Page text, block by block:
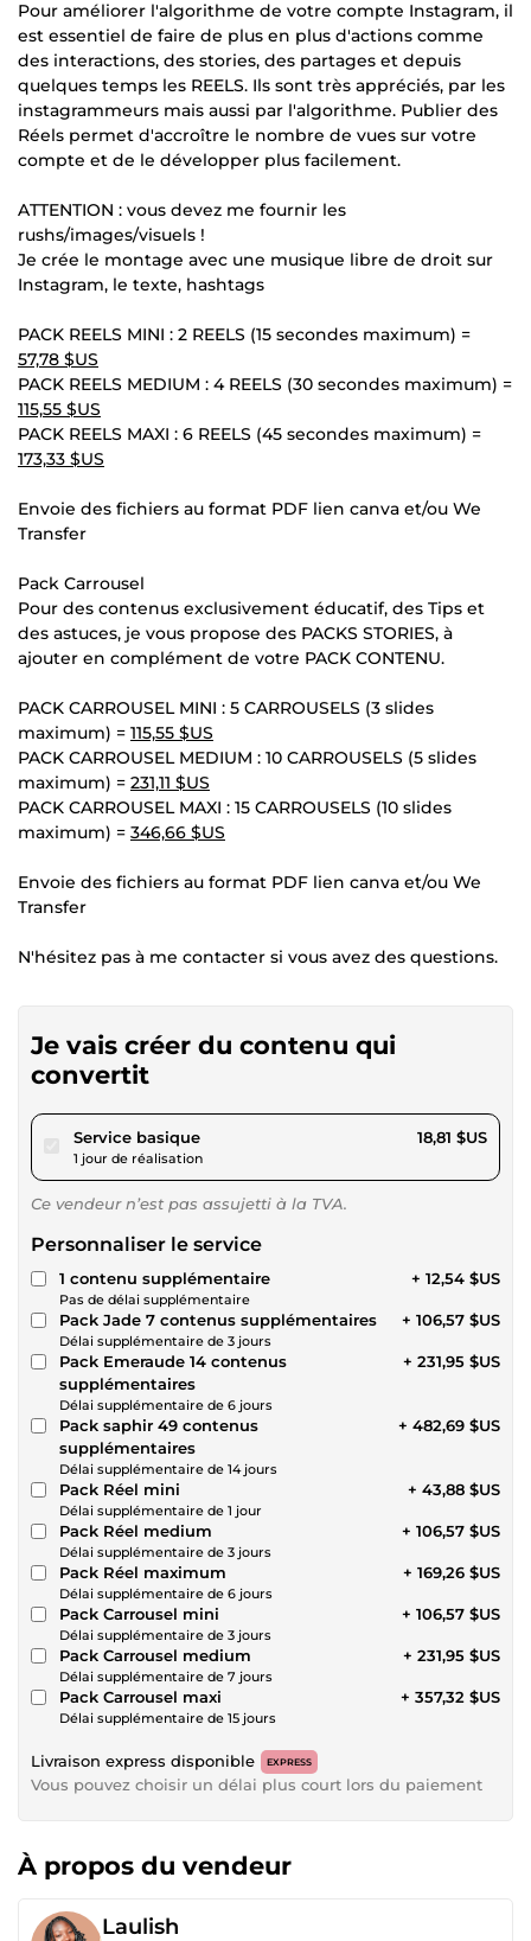
Pour améliorer l'algorithme de votre compte Instagram, il
est essentiel de faire de plus en plus d'actions comme
des interactions, des stories, des partages et depuis
quelques temps les REELS. Ils sont très appréciés, par les
instagrammeurs mais aussi par l'algorithme. Publier des
Réels permet d'accroître le nombre de vues sur votre
compte et de le développer plus facilement.
ATTENTION : vous devez me fournir les
rushs/images/visuels !
Je crée le montage avec une musique libre de droit sur
Instagram, le texte, hashtags
PACK REELS MINI : 2 REELS (15 secondes maximum) =
57,78 $US
PACK REELS MEDIUM : 4 REELS (30 secondes maximum) =
115,55 $US
PACK REELS MAXI : 6 REELS (45 secondes maximum) =
173,33 $US
Envoie des fichiers au format PDF lien canva et/ou We
Transfer
Pack Carrousel
Pour des contenus exclusivement éducatif, des Tips et
des astuces, je vous propose des PACKS STORIES, à
ajouter en complément de votre PACK CONTENU.
PACK CARROUSEL MINI : 5 CARROUSELS (3 slides
maximum) = 115,55 $US
PACK CARROUSEL MEDIUM : 10 CARROUSELS (5 slides
maximum) = 231,11 $US
PACK CARROUSEL MAXI : 15 CARROUSELS (10 slides
maximum) = 346,66 $US
Envoie des fichiers au format PDF lien canva et/ou We
Transfer
N'hésitez pas à me contacter si vous avez des questions.
Je vais créer du contenu qui
convertit
Service basiquepour 17,33 $US
1 jour de réalisation
18,81 $US
Ce vendeur n’est pas assujetti à la TVA.
Personnaliser le service
1 contenu supplémentaire
Pas de délai supplémentaire
+ 12,54 $US
Pack Jade 7 contenus supplémentaires
Délai supplémentaire de 3 jours
+ 106,57 $US
Pack Emeraude 14 contenus
supplémentaires
Délai supplémentaire de 6 jours
+ 231,95 $US
Pack saphir 49 contenus
supplémentaires
Délai supplémentaire de 14 jours
+ 482,69 $US
Pack Réel mini
Délai supplémentaire de 1 jour
+ 43,88 $US
Pack Réel medium
Délai supplémentaire de 3 jours
+ 106,57 $US
Pack Réel maximum
Délai supplémentaire de 6 jours
+ 169,26 $US
Pack Carrousel mini
Délai supplémentaire de 3 jours
+ 106,57 $US
Pack Carrousel medium
Délai supplémentaire de 7 jours
+ 231,95 $US
Pack Carrousel maxi
Délai supplémentaire de 15 jours
+ 357,32 $US
Livraison express disponible EXPRESS
Vous pouvez choisir un délai plus court lors du paiement
À propos du vendeur
Laulish